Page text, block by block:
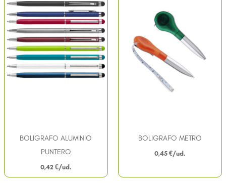
BOLIGRAFO ALUMINIO
PUNTERO
0,42 €
BOLIGRAFO METRO
0,45 €